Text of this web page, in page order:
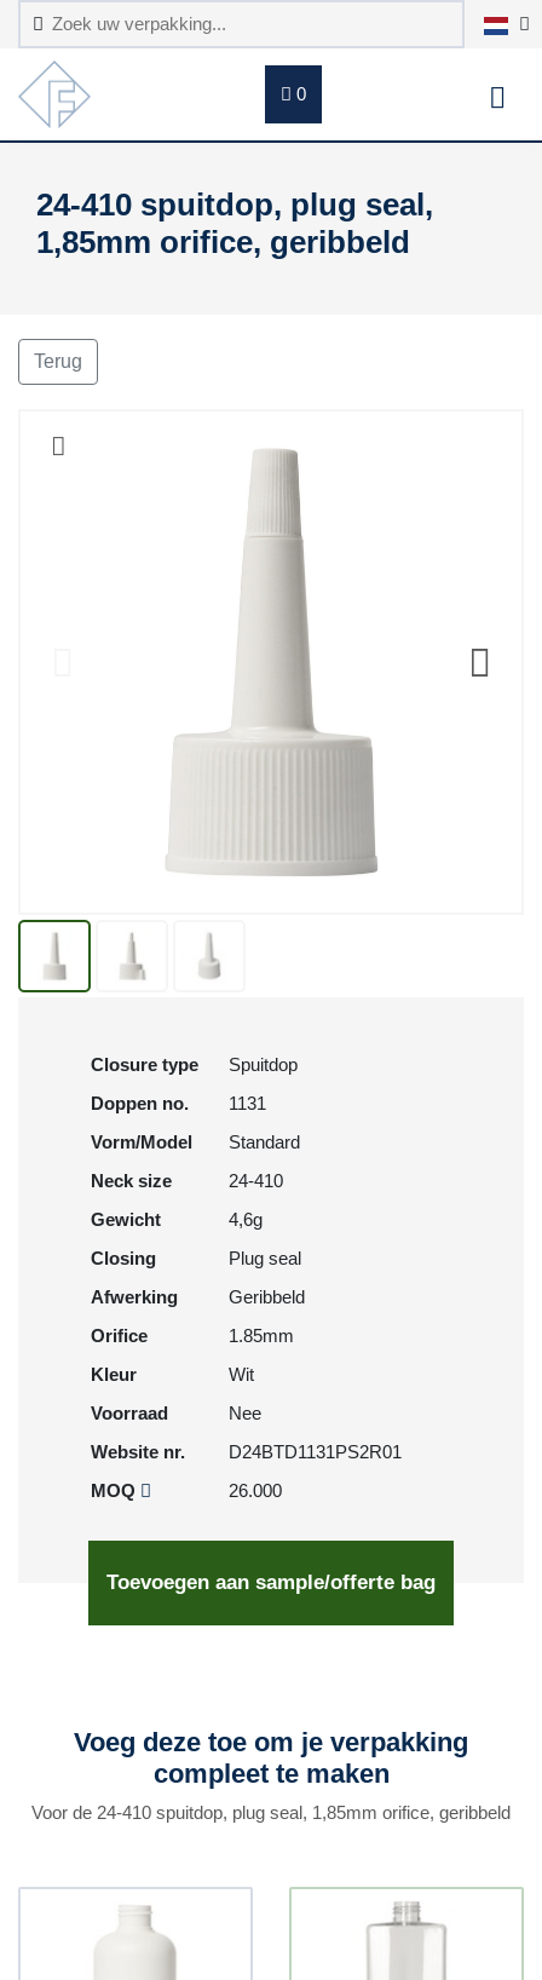
0
24-410 spuitdop, plug seal,
1,85mm orifice, geribbeld
Terug
Closure type
Spuitdop
Doppen no.
1131
Vorm/Model
Standard
Neck size
24-410
Gewicht
4,6g
Closing
Plug seal
Afwerking
Geribbeld
Orifice
1.85mm
Kleur
Wit
Voorraad
Nee
Website nr.
D24BTD1131PS2R01
MOQ
26.000
Toevoegen aan sample/offerte bag
Voeg deze toe om je verpakking
compleet te maken
Voor de 24-410 spuitdop, plug seal, 1,85mm orifice, geribbeld